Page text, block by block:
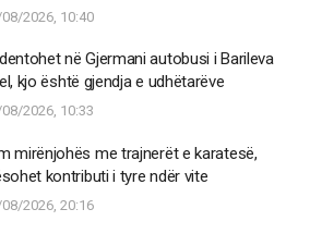
2026, 10:40
në Gjermani autobusi i Barileva
kjo është gjendja e udhëtarëve
2026, 10:33
mirënjohës me trajnerët e karatesë,
kontributi i tyre ndër vite
2026, 20:16